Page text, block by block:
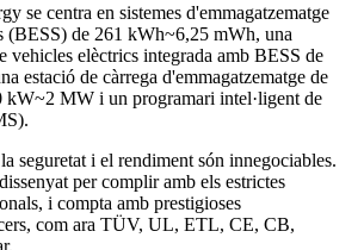
se centra en sistemes d'emmagatzematge
(BESS) de 261 kWh~6,25 mWh, una
vehicles elèctrics integrada amb BESS de
estació de càrrega d'emmagatzematge de
kW~2 MW i un programari intel·ligent de
seguretat i el rendiment són innegociables.
per complir amb els estrictes
i compta amb prestigioses
com ara TÜV, UL, ETL, CE, CB,